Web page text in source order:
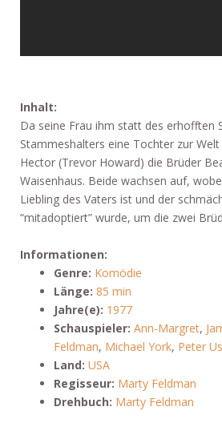
Inhalt:
Da seine Frau ihm statt des erhofften
Stammeshalters eine Tochter zur
Hector (Trevor Howard) die Brüder
Waisenhaus. Beide wachsen auf,
Liebling des Vaters ist und der
“mitadoptiert” wurde, um die zwei
Informationen:
Genre: Komödie
Länge: 85 min
Jahre(e): 1977
Schauspieler: Ann-Margret,
Feldman, Michael York, Peter
Land: USA
Regisseur: Marty Feldman
Drehbuch: Marty Feldman